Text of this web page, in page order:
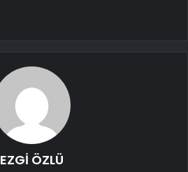
EZGİ ÖZLÜ